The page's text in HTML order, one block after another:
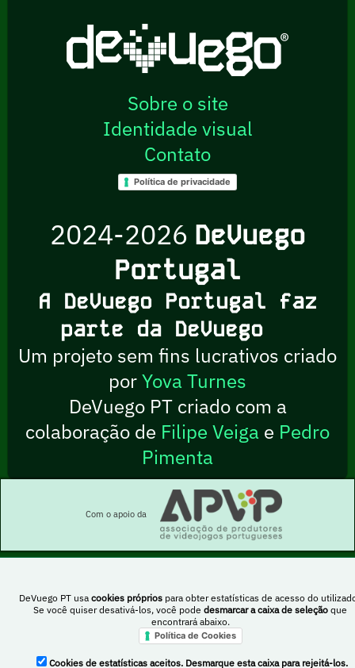
DeVuego PT usa cookies própriospara obter estatísticas de acesso do
Se você quiser desativá-los, você pode desmarcar a caixa de seleção que
encontrará abaixo.
Política de Cookies
Cookies de estatísticas aceitos. Desmarque esta caixa para rejeitá-los.
Sobre o site
Identidade visual
Contato
Política de privacidade
2024-2026 DeVuego
Portugal
A DeVuego Portugal faz
parte da DeVuego
Um projeto sem fins lucrativos criado
porYova Turnes
DeVuego PT criado com a
colaboração de Filipe Veiga e Pedro
Pimenta
Com o apoio da
Esta obra está sob uma licença Creative Commons Atribuição-NãoComercial-
PartilhaIgual 4.0 Internacional
DeVuego Espanha DeVuego LATAM